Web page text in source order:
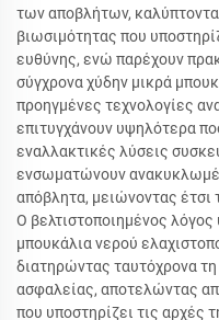
των αποβλήτων,
βιωσιμότητας που
ευθύνης, ενώ παρέχουν
σύγχρονα χύδην μικρά
προηγμένες τεχνολογίες
επιτυγχάνουν υψηλότερα
εναλλακτικές λύσεις
ενσωματώνουν
απόβλητα, μειώνοντας
Ο βελτιστοποιημένος
μπουκάλια νερού
διατηρώντας ταυτόχρονα
ασφαλείας, αποτελώντας
που υποστηρίζει τις αρχές